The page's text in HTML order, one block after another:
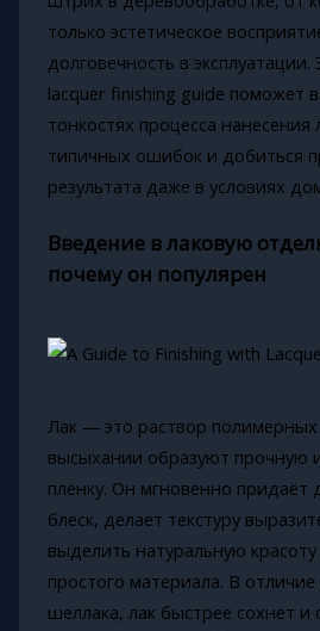
только эстетическое
долговечность в
lacquer finishing guide поможет
тонкостях процесса нанесения
типичных ошибок и добиться
результата даже в условиях
Введение в лаковую
почему он популярен
Лак — это раствор
высыхании образуют прочную
плёнку. Он мгновенно придаёт
блеск, делает текстуру
выделить натуральную
простого материала. В
шеллака, лак быстрее сохнет и